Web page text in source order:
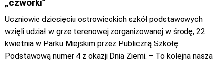
„czwórki”
Uczniowie dziesięciu ostrowieckich szkół podstawowych
wzięli udział w grze terenowej zorganizowanej w środę, 22
kwietnia w Parku Miejskim przez Publiczną Szkołę
Podstawową numer 4 z okazji Dnia Ziemi. – To kolejna nasza